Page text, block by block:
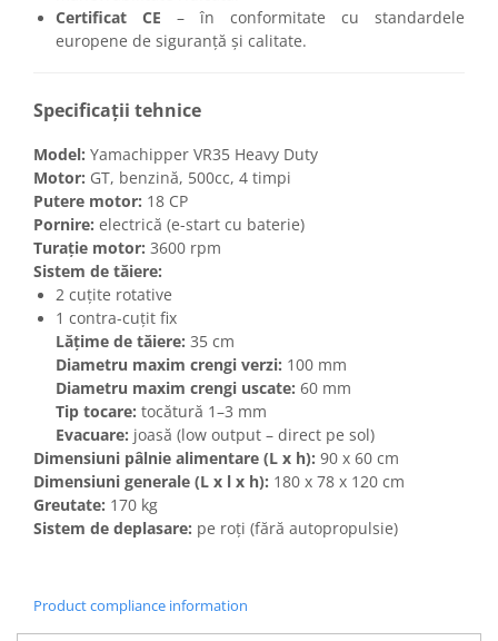
Certificat CE – în conformitate cu standardele
europene de siguranță și calitate.
Specificații tehnice
Model: Yamachipper VR35 Heavy Duty
Motor: GT, benzină, 500cc, 4 timpi
Putere motor: 18 CP
Pornire: electrică (e-start cu baterie)
Turație motor: 3600 rpm
Sistem de tăiere:
2 cuțite rotative
1 contra-cuțit fix
Lățime de tăiere: 35 cm
Diametru maxim crengi verzi: 100 mm
Diametru maxim crengi uscate: 60 mm
Tip tocare: tocătură 1–3 mm
Evacuare: joasă (low output – direct pe sol)
Dimensiuni pâlnie alimentare (L x h): 90 x 60 cm
Dimensiuni generale (L x l x h): 180 x 78 x 120 cm
Greutate: 170 kg
Sistem de deplasare: pe roți (fără autopropulsie)
Product compliance information